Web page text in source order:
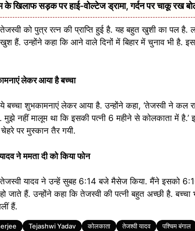
खिलाफ सड़क पर हाई-वोल्टेज ड्रामा, गर्दन पर चाकू रख
को पुत्र रत्न की प्राप्ति हुई है. यह बहुत खुशी का पल है.
हैं. उन्होंने कहा कि आने वाले दिनों में बिहार में चुनाव भी है.
लेकर आया है बच्चा
ये बच्चा शुभकामनाएं लेकर आया है. उन्होंने कहा, ‘तेजस्वी ने
है. मुझे नहीं मालूम था कि इसकी पत्नी 6 महीने से कोलकाता में
पर मुस्कान तैर गयी.
ने ममता दी को किया फोन
तेजस्वी यादव ने उन्हें सुबह 6:14 बजे मैसेज किया. मैंने इसको
जाते हैं. उन्होंने कहा कि तेजस्वी की पत्नी बहुत अच्छी है.
हैं.
Tejashwi Yadav कोलकाता तेजश्वी यादव पश्चिम बंगाल